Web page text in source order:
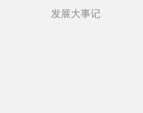
发展大事记